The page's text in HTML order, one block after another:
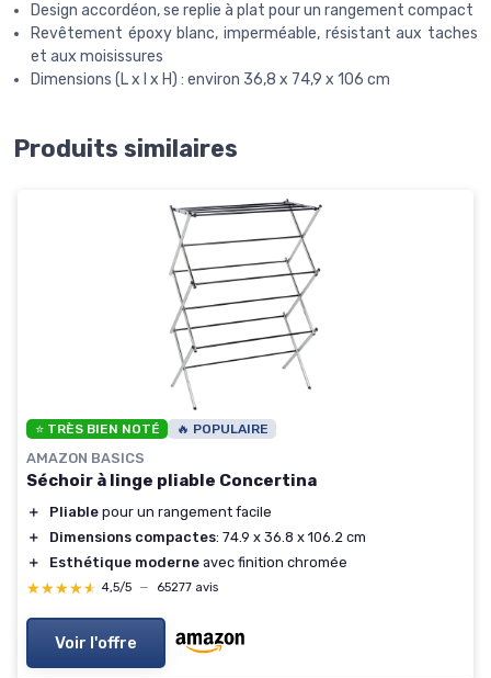
Design accordéon, se replie à plat pour un rangement compact
Revêtement époxy blanc, imperméable, résistant aux taches
et aux moisissures
Dimensions (L x l x H) : environ 36,8 x 74,9 x 106 cm
Produits similaires
⭐ TRÈS BIEN NOTÉ 🔥 POPULAIRE
AMAZON BASICS
Séchoir à linge pliable Concertina
＋ Pliable pour un rangement facile
＋
Dimensions compactes: 74.9 x 36.8 x 106.2 cm
＋
Esthétique moderne avec finition chromée
★★★★★
★★★★★ 4,5/5 — 65277 avis
Voir l'offre